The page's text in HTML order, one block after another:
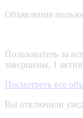
Объявления
Пользователь за
завершены, 1
Посмотреть все
Вы отключили